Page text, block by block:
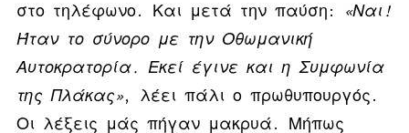
στο τηλέφωνο. Και μετά την παύση:
«Ναι!
Ήταν το σύνορο με την Οθωμανική
Αυτοκρατορία. Εκεί έγινε και η Συμφωνία
της Πλάκας», λέει πάλι ο πρωθυπουργός.
Οι λέξεις μάς πήγαν μακρυά. Μήπως